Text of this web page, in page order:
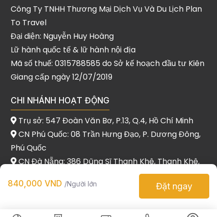
840,000 VND /Người lớn Đặt ngay
Công Ty TNHH Thương Mại Dịch Vụ Và Du Lịch Plan
To Travel
Đại diện: Nguyễn Huy Hoàng
Lữ hành quốc tế & lữ hành nội địa
Mã số thuế: 0315788585 do Sở kế hoạch đầu tư Kiên
Giang cấp ngày 12/07/2019
CHI NHÁNH HOẠT ĐỘNG
Trụ sở: 547 Đoàn Văn Bơ, P.13, Q.4, Hồ Chí Minh
CN Phú Quốc: 08 Trần Hưng Đạo, P. Dương Đông,
Phú Quốc
CN Đà Nẵng: 386 Dũng Sĩ Thanh Khê, Thanh Khê,